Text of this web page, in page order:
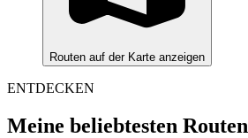
Routen auf der Karte anzeigen
ENTDECKEN
Meine beliebtesten Routen